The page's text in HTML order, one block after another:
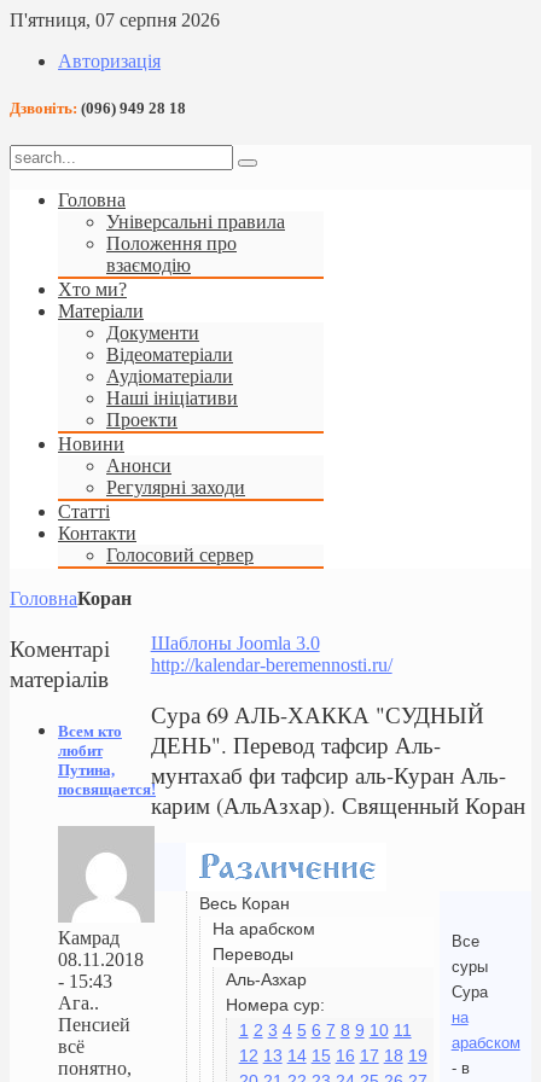
П'ятниця, 07 серпня 2026
Авторизація
Дзвоніть: (096) 949 28 18
Головна
Універсальні правила
Положення про
взаємодію
Хто ми?
Матеріали
Документи
Відеоматеріали
Аудіоматеріали
Наші ініціативи
Проекти
Новини
Анонси
Регулярні заходи
Статті
Контакти
Голосовий сервер
ГоловнаКоран
Шаблоны Joomla 3.0
http://kalendar-beremennosti.ru/
Сура 69 АЛЬ-ХАККА "СУДНЫЙ
ДЕНЬ". Перевод тафсир Аль-
мунтахаб фи тафсир аль-Куран Аль-
карим (АльАзхар). Священный Коран
Весь Коран
На арабском
Переводы
Аль-Азхар
Номера сур:
1 2 3 4 5 6 7 8 9 10 11
12 13 14 15 16 17 18 19
Все
суры
Сура
на
арабском
- в
Коментарі
матеріалів
Всем кто
любит
Путина,
посвящается!
Камрад
08.11.2018
- 15:43
Ага..
Пенсией
всё
понятно,